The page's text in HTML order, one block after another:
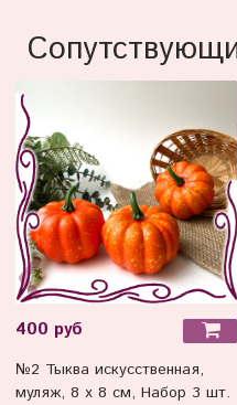
400 руб
№2 Тыква искусственная,
муляж, 8 х 8 см, Набор 3 шт.